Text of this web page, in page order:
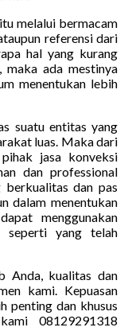
melalui bermacam
referensi dari
hal yang kurang
maka ada mestinya
menentukan lebih
suatu entitas yang
luas. Maka dari
jasa konveksi
dan professional
berkualitas dan pas
dalam menentukan
menggunakan
seperti yang telah
Anda, kualitas dan
kami. Kepuasan
penting dan khusus
kami 08129291318